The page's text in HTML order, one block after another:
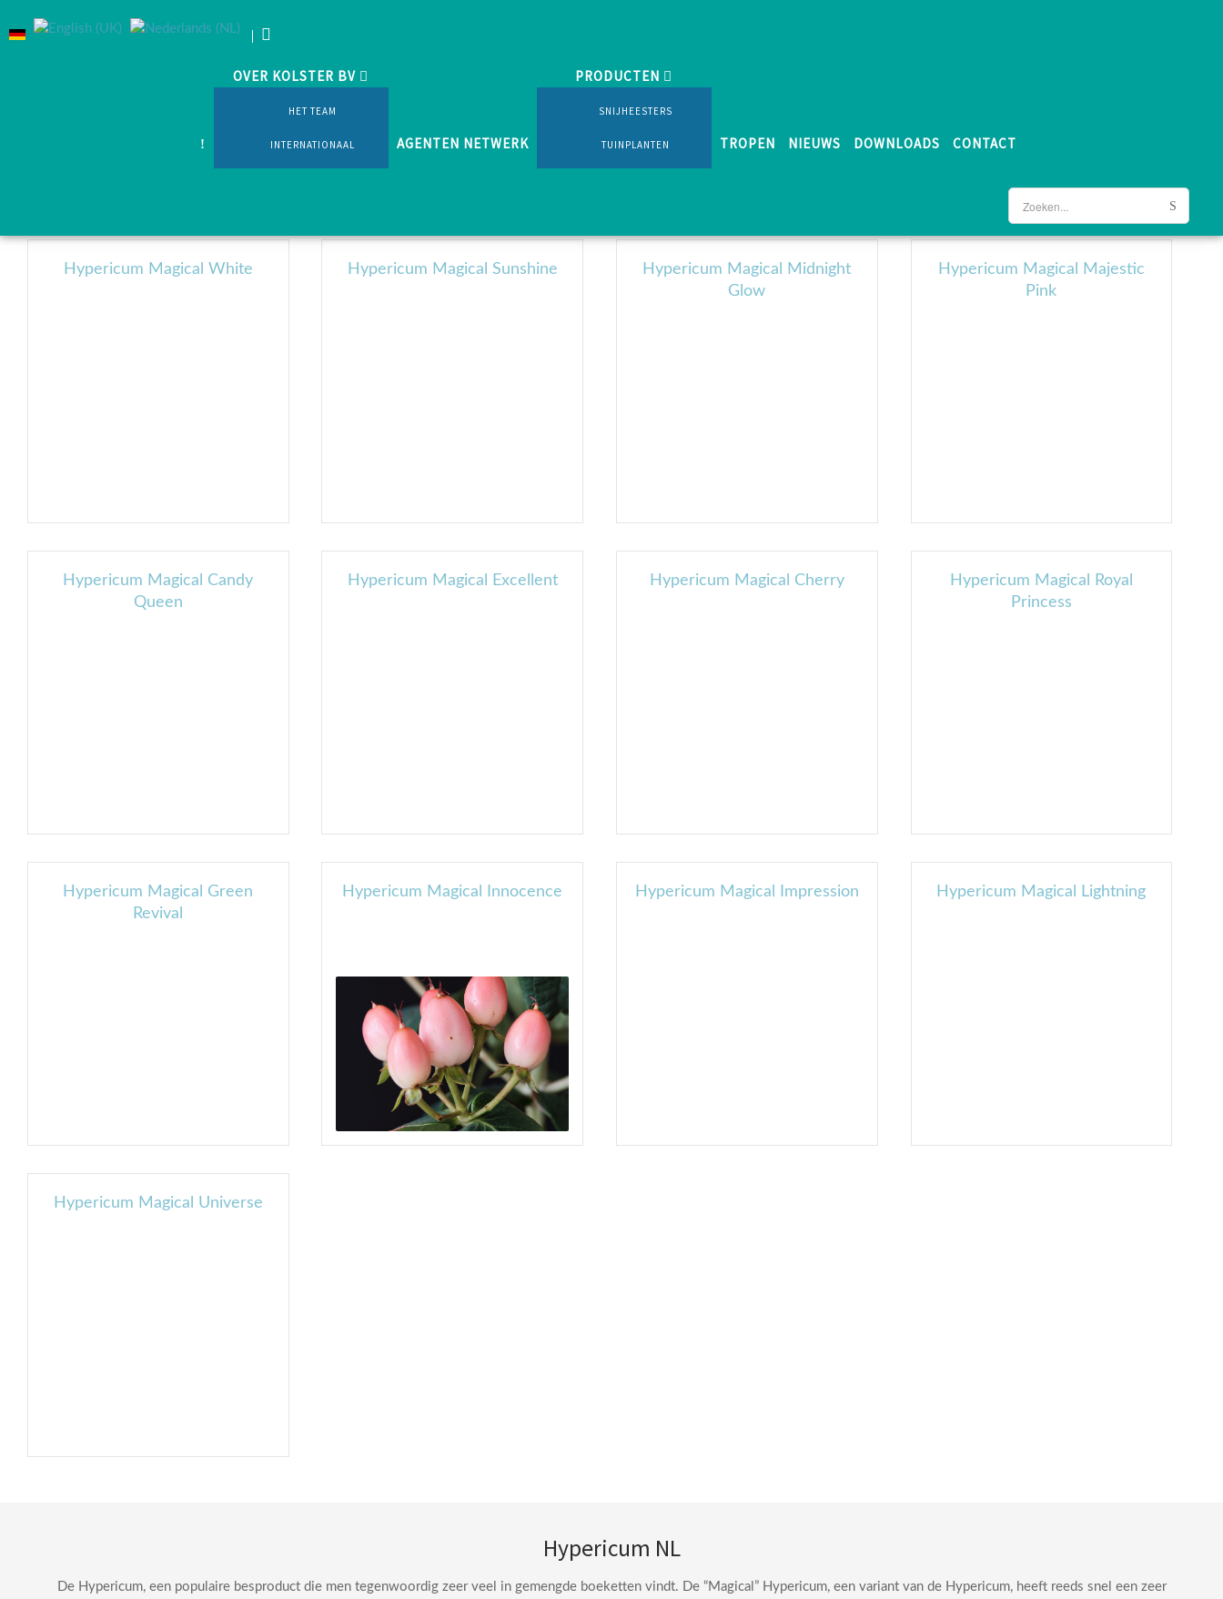
OVER KOLSTER BV
HET TEAM
INTERNATIONAAL AGENTEN NETWERK
PRODUCTEN
SNIJHEESTERS
TUINPLANTEN TROPEN NIEUWS DOWNLOADS CONTACT
Snijheesters Hypericum
Hypericum
Hypericum Magical White Hypericum Magical Sunshine
Hypericum Magical Midnight
Glow
Hypericum Magical Majestic
Pink
Hypericum Magical Candy
Queen
Hypericum Magical Excellent Hypericum Magical Cherry
Hypericum Magical Royal
Princess
Hypericum Magical Green
Revival
Hypericum Magical Innocence Hypericum Magical Impression Hypericum Magical Lightning
Hypericum Magical Universe
Hypericum NL
De Hypericum, een populaire besproduct die men tegenwoordig zeer veel in gemengde boeketten vindt. De “Magical” Hypericum, een variant van de Hypericum, heeft reeds snel een zeer